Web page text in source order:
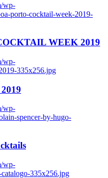
wp-
porto-cocktail-week-2019-
WEEK 2019
wp-
335x256.jpg
wp-
spencer-by-hugo-
wp-
335x256.jpg